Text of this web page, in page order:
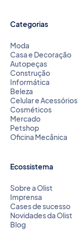
Categorias
Moda
Casa e Decoração
Autopeças
Construção
Informática
Beleza
Celular e Acessórios
Cosméticos
Mercado
Petshop
Oficina Mecânica
Ecossistema
Sobre a Olist
Imprensa
Cases de sucesso
Novidades da Olist
Blog